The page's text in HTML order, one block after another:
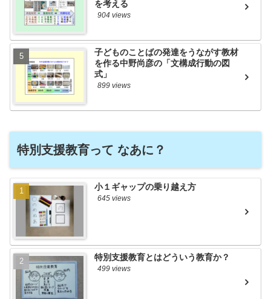
を考える
904 views
子どものことばの発達をうながす教材
を作る中野尚彦の「文構成行動の図
式」
899 views
特別支援教育って なあに？
小１ギャップの乗り越え方
645 views
特別支援教育とはどういう教育か？
499 views